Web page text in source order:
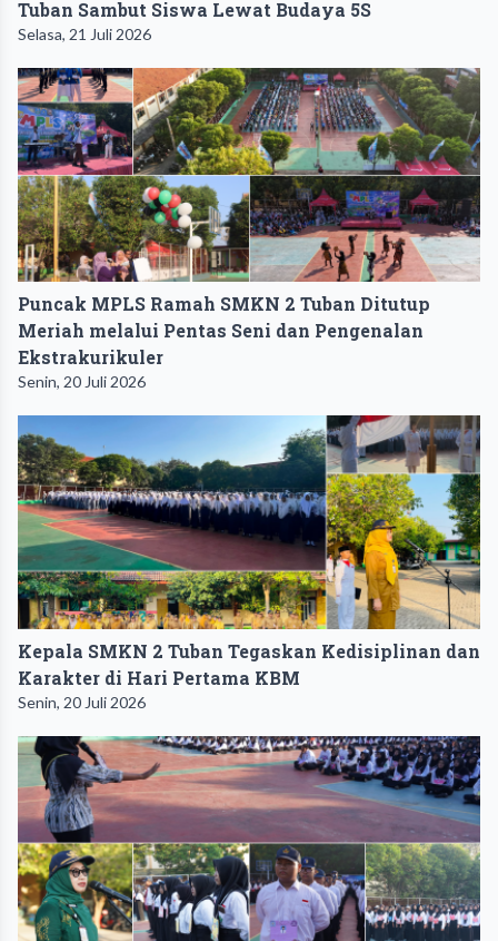
Tuban Sambut Siswa Lewat Budaya 5S
Selasa, 21 Juli 2026
Puncak MPLS Ramah SMKN 2 Tuban Ditutup
Meriah melalui Pentas Seni dan Pengenalan
Ekstrakurikuler
Senin, 20 Juli 2026
Kepala SMKN 2 Tuban Tegaskan Kedisiplinan dan
Karakter di Hari Pertama KBM
Senin, 20 Juli 2026